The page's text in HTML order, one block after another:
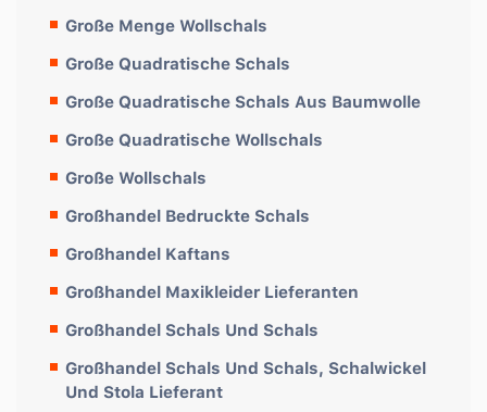
Große Menge Wollschals
Große Quadratische Schals
Große Quadratische Schals Aus Baumwolle
Große Quadratische Wollschals
Große Wollschals
Großhandel Bedruckte Schals
Großhandel Kaftans
Großhandel Maxikleider Lieferanten
Großhandel Schals Und Schals
Großhandel Schals Und Schals, Schalwickel
Und Stola Lieferant